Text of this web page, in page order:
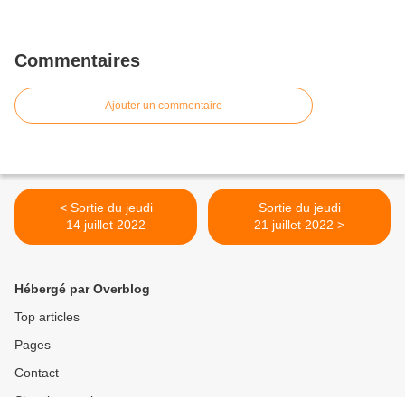
Commentaires
Ajouter un commentaire
< Sortie du jeudi
14 juillet 2022
Sortie du jeudi
21 juillet 2022 >
Hébergé par Overblog
Top articles
Pages
Contact